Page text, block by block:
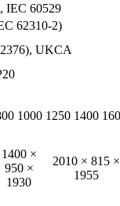
IEC 60529
62310-2)
UKCA
1000 1250 1400
1400 ×
950 ×
1930
2010 × 815 ×
1955